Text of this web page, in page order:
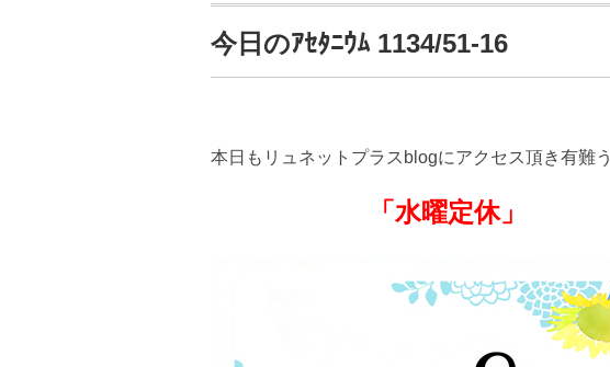
今日のｱｾﾀﾆｳﾑ 1134/51-16
本日もリュネットプラスblogにアクセス頂き有難
「水曜定休」